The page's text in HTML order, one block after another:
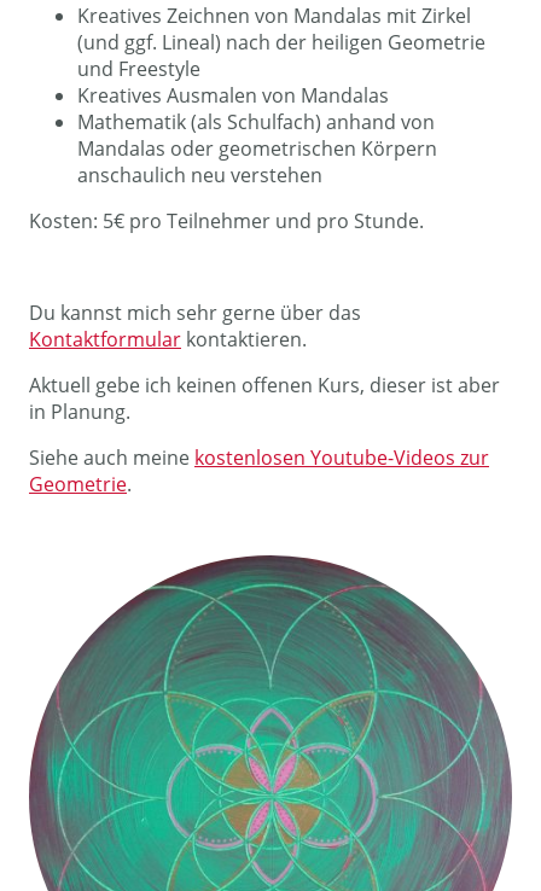
Kreatives Zeichnen von Mandalas mit Zirkel
(und ggf. Lineal) nach der heiligen Geometrie
und Freestyle
Kreatives Ausmalen von Mandalas
Mathematik (als Schulfach) anhand von
Mandalas oder geometrischen Körpern
anschaulich neu verstehen
Kosten: 5€ pro Teilnehmer und pro Stunde.
Du kannst mich sehr gerne über das
Kontaktformular kontaktieren.
Aktuell gebe ich keinen offenen Kurs, dieser ist aber
in Planung.
Siehe auch meine kostenlosen Youtube-Videos zur
Geometrie.